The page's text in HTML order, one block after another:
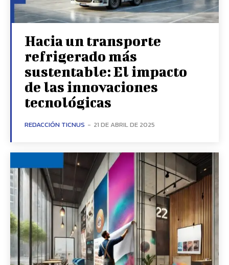
Hacia un transporte
refrigerado más
sustentable: El impacto
de las innovaciones
tecnológicas
REDACCIÓN TICNUS - 21 DE ABRIL DE 2025